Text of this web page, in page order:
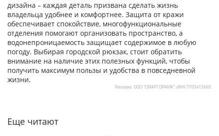
дизайна – каждая деталь призвана сделать жизнь
владельца удобнее и комфортнее. Защита от кражи
обеспечивает спокойствие, многофункциональные
отделения помогают организовать пространство, а
водонепроницаемость защищает содержимое в любую
погоду. Выбирая городской рюкзак, стоит обратить
внимание на наличие этих полезных функций, чтобы
получить максимум пользы и удобства в повседневной
жизни.
Реклама. ООО "СМАРТ ОРАНЖ". ИНН 7703413660.
Еще читают